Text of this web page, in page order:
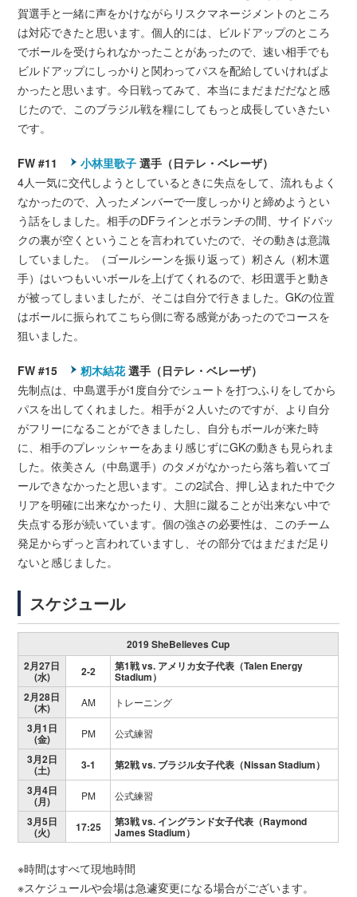
賀選手と一緒に声をかけながらリスクマネージメントのところ
は対応できたと思います。個人的には、ビルドアップのところ
でボールを受けられなかったことがあったので、速い相手でも
ビルドアップにしっかりと関わってパスを配給していければよ
かったと思います。今日戦ってみて、本当にまだまだだなと感
じたので、このブラジル戦を糧にしてもっと成長していきたい
です。
FW #11 小林里歌子 選手（日テレ・ベレーザ）
4人一気に交代しようとしているときに失点をして、流れもよく
なかったので、入ったメンバーで一度しっかりと締めようとい
う話をしました。相手のDFラインとボランチの間、サイドバッ
クの裏が空くということを言われていたので、その動きは意識
していました。（ゴールシーンを振り返って）籾さん（籾木選
手）はいつもいいボールを上げてくれるので、杉田選手と動き
が被ってしまいましたが、そこは自分で行きました。GKの位置
はボールに振られてこちら側に寄る感覚があったのでコースを
狙いました。
FW #15 籾木結花選手（日テレ・ベレーザ）
先制点は、中島選手が1度自分でシュートを打つふりをしてから
パスを出してくれました。相手が２人いたのですが、より自分
がフリーになることができましたし、自分もボールが来た時
に、相手のプレッシャーをあまり感じずにGKの動きも見られま
した。依美さん（中島選手）のタメがなかったら落ち着いてゴ
ールできなかったと思います。この2試合、押し込まれた中でク
リアを明確に出来なかったり、大胆に蹴ることが出来ない中で
失点する形が続いています。個の強さの必要性は、このチーム
発足からずっと言われていますし、その部分ではまだまだ足り
ないと感じました。
スケジュール
2019 SheBelieves Cup
2月27日
(水) 2-2 第1戦 vs. アメリカ女子代表（Talen Energy
Stadium）
2月28日
(木) AM トレーニング
3月1日
(金) PM 公式練習
3月2日
(土) 3-1
第2戦 vs. ブラジル女子代表（Nissan Stadium）
3月4日
(月) PM 公式練習
3月5日
(火) 17:25 第3戦 vs. イングランド女子代表（Raymond
James Stadium）
※時間はすべて現地時間
※スケジュールや会場は急遽変更になる場合がございます。